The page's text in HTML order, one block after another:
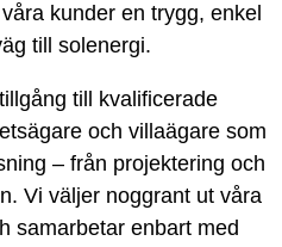
kunder en trygg, enkel
till solenergi.
till kvalificerade
och villaägare som
– från projektering och
Vi väljer noggrant ut våra
samarbetar enbart med